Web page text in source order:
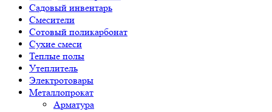
Садовый инвентарь
Смесители
Сотовый поликарбонат
Сухие смеси
Теплые полы
Утеплитель
Электротовары
Металлопрокат
Арматура